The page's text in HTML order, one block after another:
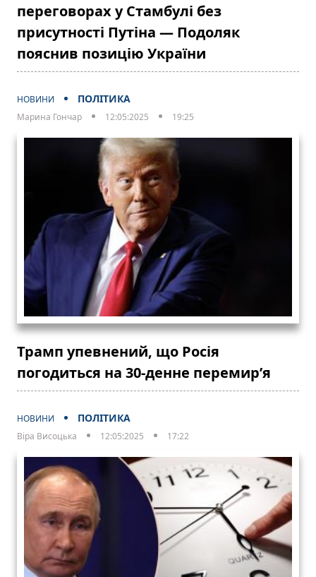
переговорах у Стамбулі без
присутності Путіна — Подоляк
пояснив позицію України
НОВИНИ ПОЛІТИКА
Марина Гончар 12:05:2025 19:25
Трамп упевнений, що Росія
погодиться на 30-денне перемир’я
НОВИНИ ПОЛІТИКА
Віра Висоцька 12:05:2025 17:22